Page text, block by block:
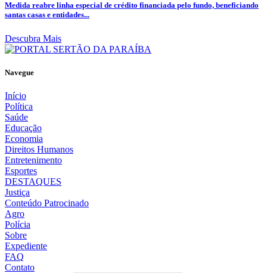
Medida reabre linha especial de crédito financiada pelo fundo, beneficiando
santas casas e entidades...
Descubra Mais
Navegue
Início
Política
Saúde
Educação
Economia
Direitos Humanos
Entretenimento
Esportes
DESTAQUES
Justiça
Conteúdo Patrocinado
Agro
Polícia
Sobre
Expediente
FAQ
Contato